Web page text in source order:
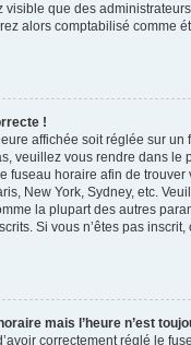
visible que des
alors comptabilisé comme
!
affichée soit réglée sur
veuillez vous rendre dans le
fuseau horaire afin de
New York, Sydney, etc.
la plupart des autres
Si vous n’êtes pas inscrit,
mais l’heure n’est
correctement réglé le